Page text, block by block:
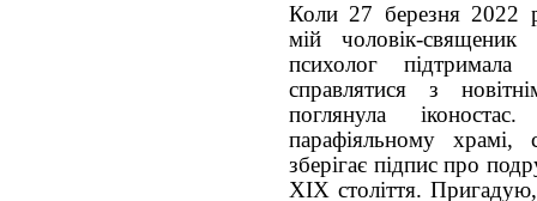
Коли 27 березня 2022
мій чоловік-
психолог
справлятися з
поглянула
парафіяльному храмі,
зберігає підпис про
ХІХ століття.